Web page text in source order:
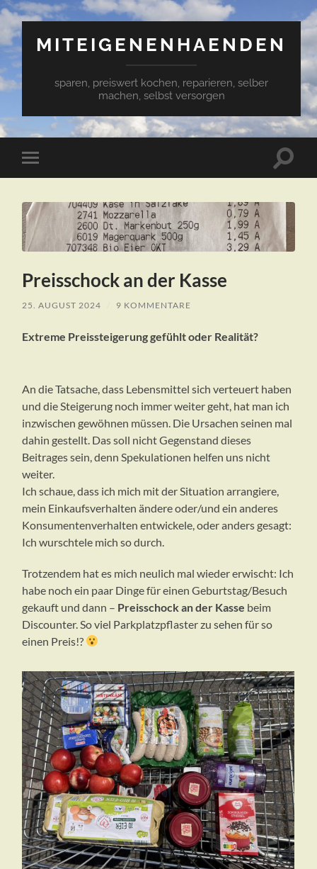
MITEIGENENHAENDEN
sparen, preiswert kochen, reparieren, selber
machen, selbst versorgen
Mobile-
Menü
Preisschock an der Kasse
25. AUGUST 2024 9 KOMMENTARE
Extreme Preissteigerung gefühlt oder Realität?
An die Tatsache, dass Lebensmittel sich verteuert haben
und die Steigerung noch immer weiter geht, hat man ich
inzwischen gewöhnen müssen. Die Ursachen seinen mal
dahin gestellt. Das soll nicht Gegenstand dieses
Beitrages sein, denn Spekulationen helfen uns nicht
weiter.
Ich schaue, dass ich mich mit der Situation arrangiere,
mein Einkaufsverhalten ändere oder/und ein anderes
Konsumentenverhalten entwickele, oder anders gesagt:
Ich wurschtele mich so durch.
Trotzendem hat es mich neulich mal wieder erwischt: Ich
habe noch ein paar Dinge für einen Geburtstag/Besuch
gekauft und dann – Preisschock an der Kasse beim
Discounter. So viel Parkplatzpflaster zu sehen für so
einen Preis!?